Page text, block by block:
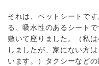
それは、ペットシートで
る、吸水性のあるシート
敷いて座りました。（私
しましたが、家にない方
います。）タクシーなど